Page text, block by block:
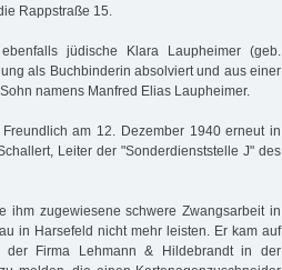
Rappstraße 15.
jüdische Klara Laupheimer (geb.
als Buchbinderin absolviert und aus einer
namens Manfred Elias Laupheimer.
am 12. Dezember 1940 erneut in
Leiter der "Sonderdienststelle J" des
ihm zugewiesene schwere Zwangsarbeit in
in Harsefeld nicht mehr leisten. Er kam auf
Firma Lehmann & Hildebrandt in der